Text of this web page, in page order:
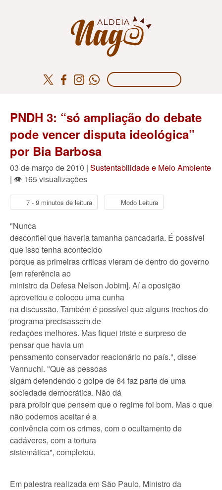
PNDH 3: “só ampliação do debate
pode vencer disputa ideológica”
por Bia Barbosa
03 de março de 2010 | Sustentabilidade e Meio Ambiente
| 👁 165 visualizações
7 - 9 minutos de leitura Modo Leitura
"Nunca
desconfiei que haveria tamanha pancadaria. É possível
que isso tenha acontecido
porque as primeiras críticas vieram de dentro do governo
[em referência ao
ministro da Defesa Nelson Jobim]. Aí a oposição
aproveitou e colocou uma cunha
na discussão. Também é possível que alguns trechos do
programa precisassem de
redações melhores. Mas fiquei triste e surpreso de
pensar que havia um
pensamento conservador reacionário no país.", disse
Vannuchi. "Que as pessoas
sigam defendendo o golpe de 64 faz parte de uma
sociedade democrática. Não dá
para proibir que pensem que o regime foi bom. Mas o que
não podemos aceitar é a
conivência com os crimes, com o ocultamento de
cadáveres, com a tortura
sistemática", completou.
Em palestra realizada em São Paulo, Ministro da